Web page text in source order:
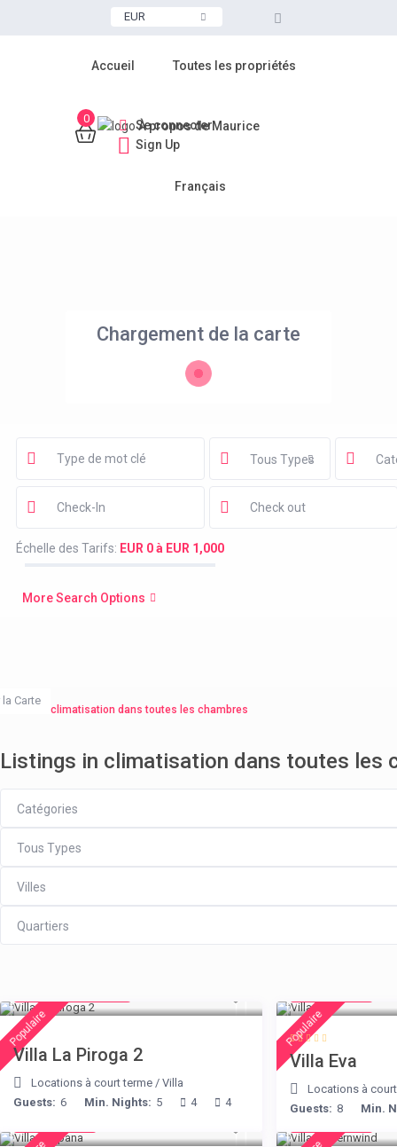
EUR
0
Se connecter
Sign Up
Accueil Toutes les propriétés
À propos de Maurice
Français
Chargement de la carte
Carte
Tous Types
Échelle des Tarifs: EUR 0 à EUR 1,000
More Search Options
climatisation dans toutes les chambres
Listings in climatisation dans toutes les
Catégories
Tous Types
Villes
Quartiers
Populaire
Villa La Piroga 2
Locations à court terme /Villa
Guests: 6 Min. Nights: 5 4 4
Populaire
Villa Eva
Locations à
Guests: 8 Min.